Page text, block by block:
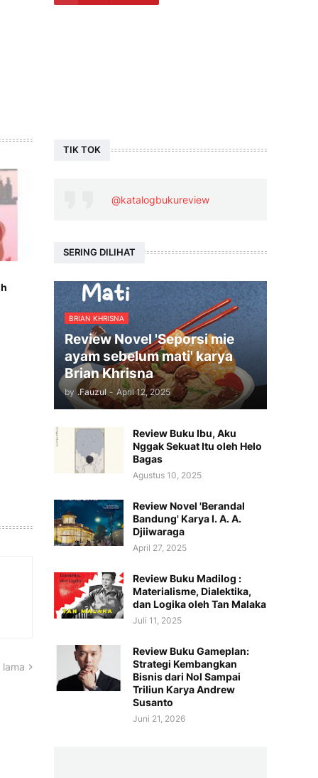
TIK TOK
@katalogbukureview
SERING DILIHAT
BRIAN KHRISNA
Review Novel 'Seporsi mie
ayam sebelum mati' karya
Brian Khrisna
by .Fauzul - April 12, 2025
Review Buku Ibu, Aku
Nggak Sekuat Itu oleh Helo
Bagas
Agustus 10, 2025
Review Novel 'Berandal
Bandung' Karya I. A. A.
Djiiwaraga
April 27, 2025
Review Buku Madilog :
Materialisme, Dialektika,
dan Logika oleh Tan Malaka
Juli 11, 2025
Review Buku Gameplan:
Strategi Kembangkan
Bisnis dari Nol Sampai
Triliun Karya Andrew
Susanto
Juni 21, 2026